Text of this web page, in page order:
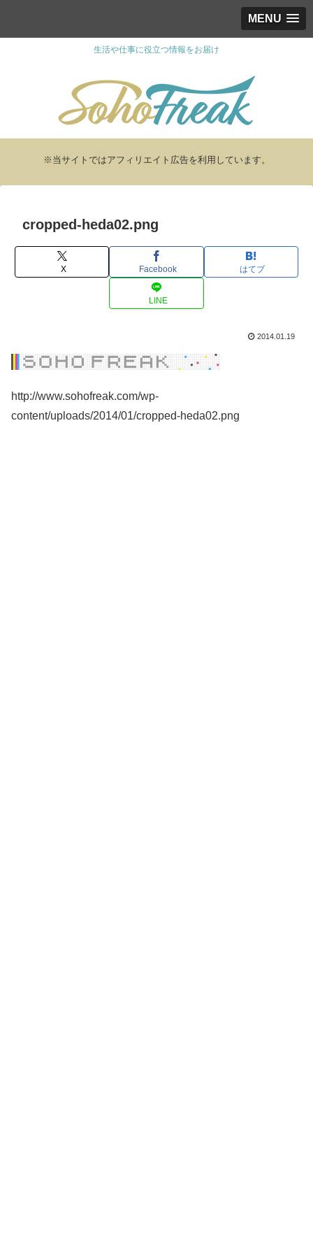
MENU
生活や仕事に役立つ情報をお届け
※当サイトではアフィリエイト広告を利用しています。
cropped-heda02.png
X Facebook はてブ
LINE
2014.01.19
http://www.sohofreak.com/wp-
content/uploads/2014/01/cropped-heda02.png